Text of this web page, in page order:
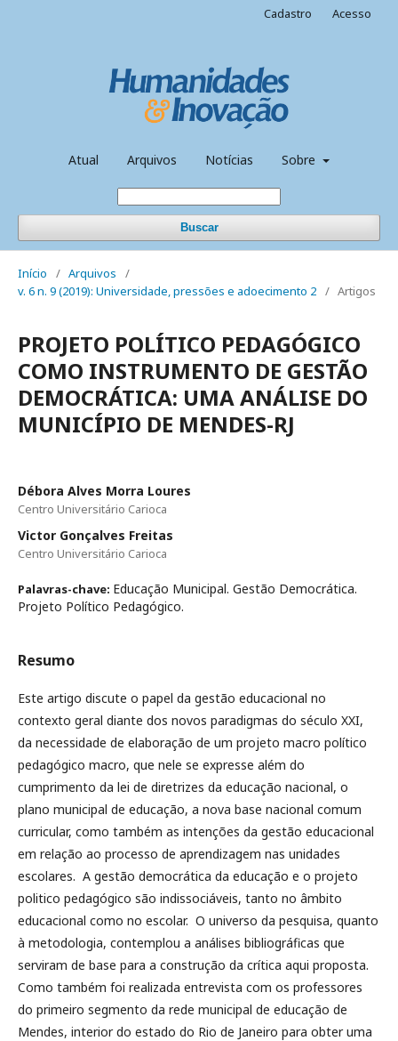
Atual Arquivos Notícias Sobre
Buscar
Cadastro Acesso
Início / Arquivos
/
v. 6 n. 9 (2019): Universidade, pressões e adoecimento 2 / Artigos
PROJETO POLÍTICO PEDAGÓGICO
COMO INSTRUMENTO DE GESTÃO
DEMOCRÁTICA: UMA ANÁLISE DO
MUNICÍPIO DE MENDES-RJ
Débora Alves Morra Loures
Centro Universitário Carioca
Victor Gonçalves Freitas
Centro Universitário Carioca
Palavras-chave: Educação Municipal. Gestão Democrática.
Projeto Político Pedagógico.
Resumo
Este artigo discute o papel da gestão educacional no
contexto geral diante dos novos paradigmas do século XXI,
da necessidade de elaboração de um projeto macro político
pedagógico macro, que nele se expresse além do
cumprimento da lei de diretrizes da educação nacional, o
plano municipal de educação, a nova base nacional comum
curricular, como também as intenções da gestão educacional
em relação ao processo de aprendizagem nas unidades
escolares. A gestão democrática da educação e o projeto
politico pedagógico são indissociáveis, tanto no âmbito
educacional como no escolar. O universo da pesquisa, quanto
à metodologia, contemplou a análises bibliográficas que
serviram de base para a construção da crítica aqui proposta.
Como também foi realizada entrevista com os professores
do primeiro segmento da rede municipal de educação de
Mendes, interior do estado do Rio de Janeiro para obter uma